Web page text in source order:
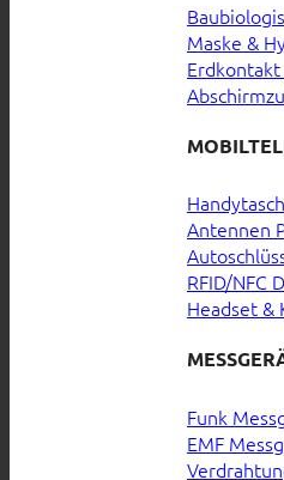
Maske &
Antennen
RFID/NFC
Headset &
Funk
EMF